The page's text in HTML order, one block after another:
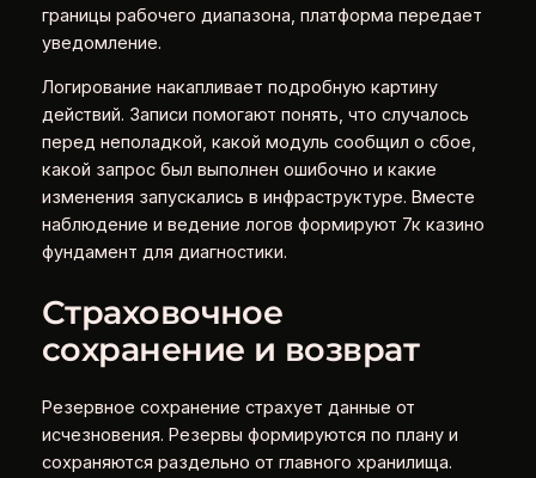
границы рабочего диапазона, платформа передает
уведомление.
Логирование накапливает подробную картину
действий. Записи помогают понять, что случалось
перед неполадкой, какой модуль сообщил о сбое,
какой запрос был выполнен ошибочно и какие
изменения запускались в инфраструктуре. Вместе
наблюдение и ведение логов формируют 7к казино
фундамент для диагностики.
Страховочное
сохранение и возврат
Резервное сохранение страхует данные от
исчезновения. Резервы формируются по плану и
сохраняются раздельно от главного хранилища.